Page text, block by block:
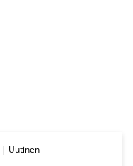
| Uu­ti­nen